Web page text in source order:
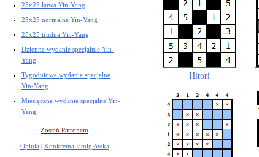
25x25 łatwa Yin-Yang
25x25 normalna Yin-Yang
25x25 trudna Yin-Yang
Dzienne wydanie specjalnie Yin-
Yang
Tygodniowe wydanie specjalne
Yin-Yang
Miesięczne wydanie specjalne Yin-
Yang
Zostań Patronem
Opinia | Konkretna łamigłówka
Hitori